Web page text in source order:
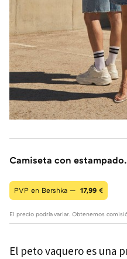
Camiseta con estampado.
PVP en Bershka — 17,99 €
El precio podría variar. Obtenemos
El peto vaquero es una